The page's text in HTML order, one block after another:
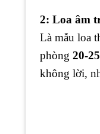
2: Loa âm
Là mẫu loa
phòng 20-
không lời,